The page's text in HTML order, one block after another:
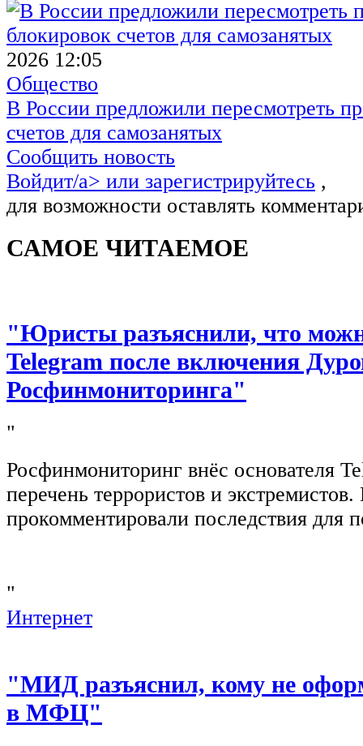
2026 12:05
Общество
В России предложили пересмотреть
счетов для самозанятых
Сообщить новость
Войдит/a> или зарегистрируйтесь ,
для возможности оставлять
САМОЕ ЧИТАЕМОЕ
"Юристы разъяснили, что
Telegram после включения
Росфинмониторинга"
"
Росфинмониторинг внёс основателя
перечень террористов и
прокомментировали последствия для
"
Интернет
"МИД разъяснил, кому не
в МФЦ"